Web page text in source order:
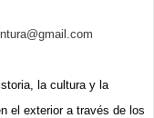
la cultura y la
el exterior a través de los